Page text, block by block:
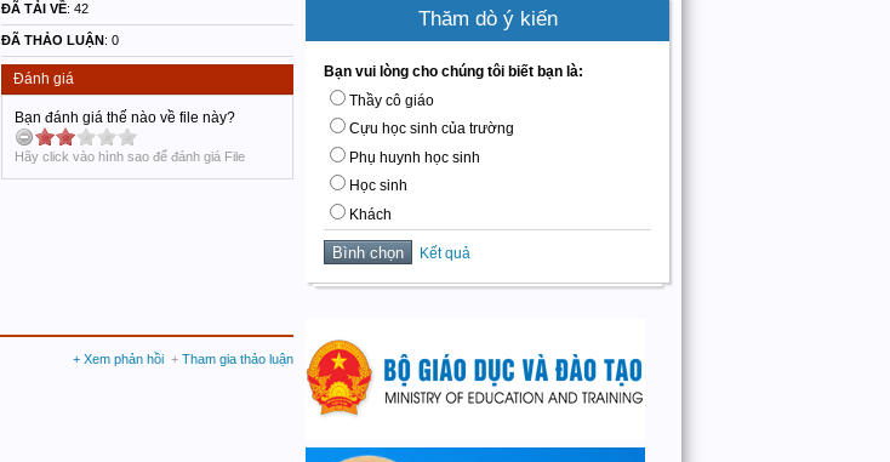
ĐÃ TẢI VỀ: 42
ĐÃ THẢO LUẬN: 0
Đánh giá
Bạn đánh giá thế nào về file này?
Hãy click vào hình sao để đánh giá File
+ Xem phản hồi + Tham gia thảo luận
Thăm dò ý kiến
Bạn vui lòng cho chúng tôi biết bạn là:
Thầy cô giáo
Cựu học sinh của trường
Phụ huynh học sinh
Học sinh
Khách
Kết quả